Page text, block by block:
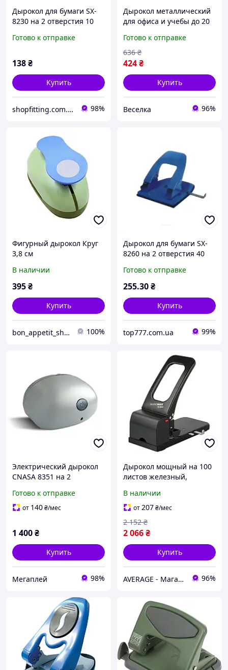
Дырокол для бумаги SX-
8230 на 2 отверстия 10
Готово к отправке
138₴
Купить
shopfitting.com.ua 98%
Дырокол металлический
для офиса и учебы до 20
контейнером черный
FLAME
Готово к отправке
424₴
636 ₴
Купить
Веселка 96%
Фигурный дырокол Круг
3,8 см
В наличии
395₴
Купить
bon_appetit_shop 100%
Дырокол для бумаги SX-
8260 на 2 отверстия 40
Готово к отправке
255.30₴
Купить
top777.com.ua 99%
Электрический дырокол
CNASA 8351 на 2
ящиком для бумаг в
комплекте
Готово к отправке
от 140₴/мес
1 400₴
Купить
Мегаплей 98%
Дырокол мощный на 100
листов железный,
бумаги металлическая,
канцелярия Буромакс
В наличии
от207₴/мес
2 066₴
2 152 ₴
Купить
AVERAGE - Магазин Без предоплати 96%